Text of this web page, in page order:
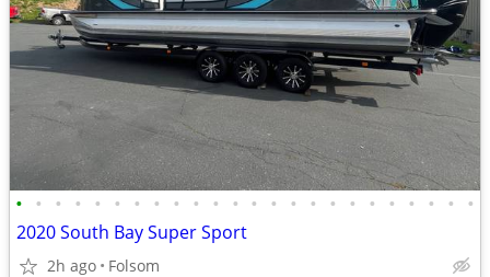
• • • • • • • • • • • • • • • • • • • • • • • •
2020 South Bay Super Sport
2h ago Folsom